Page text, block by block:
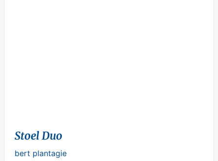
Stoel Duo
bert plantagie